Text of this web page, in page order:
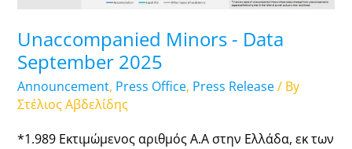
Unaccompanied Minors - Data
September 2025
Announcement, Press Office, Press Release/ By
Στέλιος Αβδελίδης
*1.989 Εκτιμώμενος αριθμός Α.Α στην Ελλάδα, εκ των